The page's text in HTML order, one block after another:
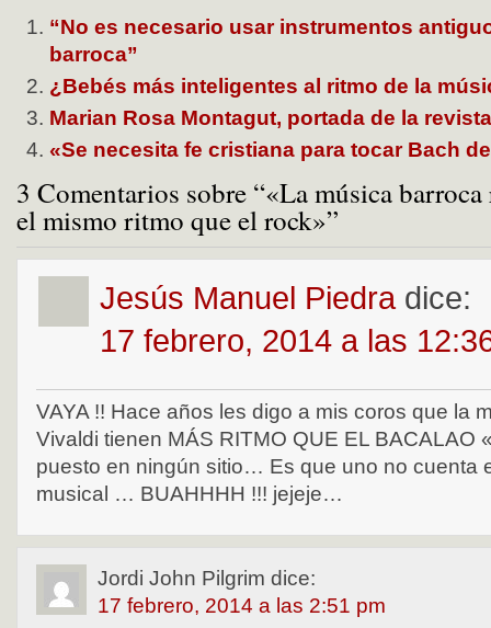
“No es necesario usar instrumentos
barroca”
¿Bebés más inteligentes al ritmo de la
Marian Rosa Montagut, portada de la
«Se necesita fe cristiana para tocar Bach
3 Comentarios sobre “«La música
el mismo ritmo que el rock»”
Jesús Manuel Piedra dice:
17 febrero, 2014 a las
VAYA !! Hace años les digo a mis coros que la
Vivaldi tienen MÁS RITMO QUE EL BACALAO
puesto en ningún sitio… Es que uno no cuenta
musical … BUAHHHH !!! jejeje…
Jordi John Pilgrim dice:
17 febrero, 2014 a las 2:51 pm